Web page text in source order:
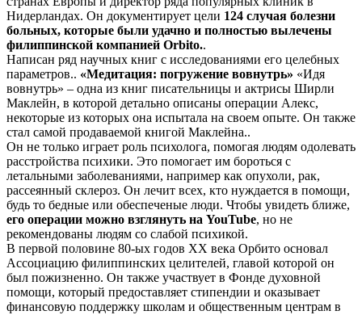
Нидерландах. Он документирует цели 124 случая болезни
больных, которые были удачно и полностью вылечены
филиппинской компанией Orbito..
Написан ряд научных книг с исследованиями его целебных
параметров.. «Медитация: погружение вовнутрь» «Идя
вовнутрь» – одна из книг писательницы и актрисы Ширли
Маклейн, в которой детально описаны операции Алекс,
некоторые из которых она испытала на своем опыте. Он также
стал самой продаваемой книгой Маклейна..
Он не только играет роль психолога, помогая людям одолевать
расстройства психики. Это помогает им бороться с
летальными заболеваниями, например как опухоли, рак,
рассеянный склероз. Он лечит всех, кто нуждается в помощи,
будь то бедные или обеспеченые люди. Чтобы увидеть ближе,
его операции можно взглянуть на YouTube, но не
рекомендованы людям со слабой психикой.
В первой половине 80-ых годов XX века Орбито основал
Ассоциацию филиппинских целителей, главой которой он
был пожизненно. Он также участвует в Фонде духовной
помощи, который предоставляет стипендии и оказывает
финансовую поддержку школам и общественным центрам в